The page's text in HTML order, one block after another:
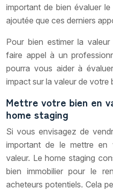
important de bien évaluer
ajoutée que ces derniers
Pour bien estimer la
faire appel à un
pourra vous aider à
impact sur la valeur de votre
Mettre votre bien en
home staging
Si vous envisagez de
important de le mettre en
valeur. Le home staging
bien immobilier pour le
acheteurs potentiels. Cela